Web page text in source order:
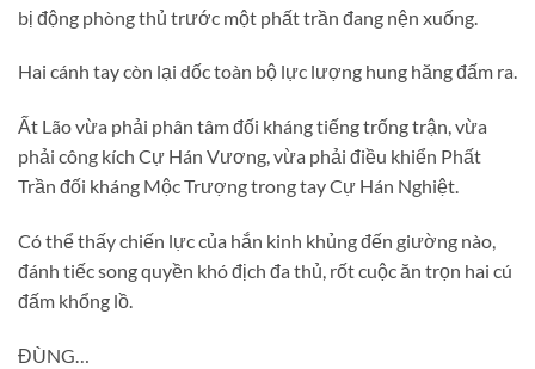
bị động phòng thủ trước một phất trần đang nện xuống.
Hai cánh tay còn lại dốc toàn bộ lực lượng hung hăng đấm ra.
Ất Lão vừa phải phân tâm đối kháng tiếng trống trận, vừa
phải công kích Cự Hán Vương, vừa phải điều khiển Phất
Trần đối kháng Mộc Trượng trong tay Cự Hán Nghiệt.
Có thể thấy chiến lực của hắn kinh khủng đến giường nào,
đánh tiếc song quyền khó địch đa thủ, rốt cuộc ăn trọn hai cú
đấm khổng lồ.
ĐÙNG…